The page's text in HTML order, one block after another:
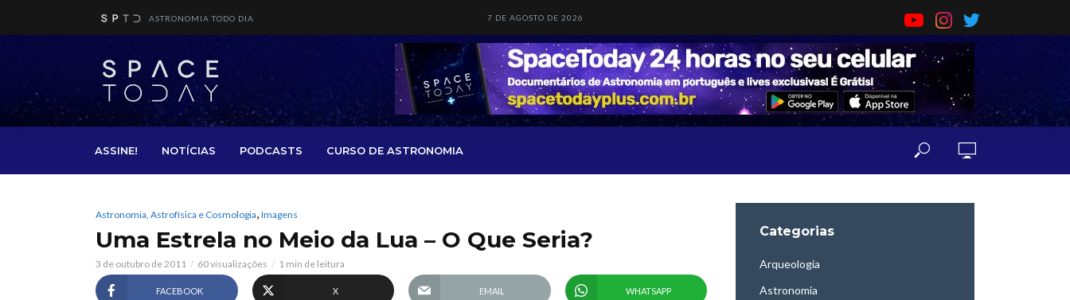
ASTRONOMIA TODO DIA 7 DE AGOSTO DE 2026
ASSINE! NOTÍCIAS PODCASTS CURSO DE ASTRONOMIA
Astronomia, Astrofísica e Cosmologia, Imagens
Uma Estrela no Meio da Lua – O Que Seria?
3 de outubro de 2011 60 visualizações 1 min de leitura
FACEBOOK X EMAIL WHATSAPP
Categorias
Arqueologia
Astronomia